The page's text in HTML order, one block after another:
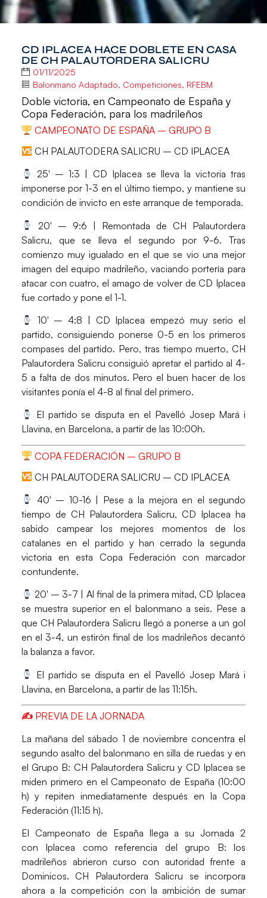
CD IPLACEA HACE DOBLETE EN CASA
DE CH PALAUTORDERA SALICRU
01/11/2025
Balonmano Adaptado, Competiciones, RFEBM
Doble victoria, en Campeonato de España y
Copa Federación, para los madrileños
CAMPEONATO DE ESPAÑA – GRUPO B
CH PALAUTODERA SALICRU – CD IPLACEA
25′ – 1:3 | CD Iplacea se lleva la victoria tras
imponerse por 1-3 en el último tiempo, y mantiene su
condición de invicto en este arranque de temporada.
20′ – 9:6 | Remontada deCH Palautordera
Salicru, que se lleva el segundo por 9-6. Tras
comienzo muy igualado en el que se vio una mejor
imagen del equipo madrileño, vaciando portería para
atacar con cuatro, el amago de volver deCD Iplacea
fue cortado y pone el 1-1.
10′ – 4:8 | CD Iplacea empezó muy serio el
partido, consiguiendo ponerse 0-5 en los primeros
compases del partido. Pero, tras tiempo muerto,CH
Palautordera Salicru consiguió apretar el partido al 4-
5 a falta de dos minutos. Pero el buen hacer de los
visitantes ponía el 4-8 al final del primero.
El partido se disputa en el Pavelló Josep Mará i
Llavina, en Barcelona, a partir de las 10:00h.
COPA FEDERACIÓN – GRUPO B
CH PALAUTODERA SALICRU – CD IPLACEA
40′ – 10-16 | Pese a la mejora en el segundo
tiempo de CH Palautordera Salicru,CD Iplacea ha
sabido campear los mejores momentos de los
catalanes en el partido y han cerrado la segunda
victoria en esta Copa Federación con marcador
contundente.
20′ – 3-7 | Al final de la primera mitad,CD Iplacea
se muestra superior en el balonmano a seis. Pese a
que CH Palautordera Salicru llegó a ponerse a un gol
en el 3-4, un estirón final de los madrileños decantó
la balanza a favor.
El partido se disputa en el Pavelló Josep Mará i
Llavina, en Barcelona, a partir de las 11:15h.
✍ PREVIA DE LA JORNADA
La mañana del sábado 1 de noviembre concentra el
segundo asalto del balonmano en silla de ruedas y en
el Grupo B: CH Palautordera Salicru y CD Iplacea se
miden primero en elCampeonato de España (10:00
h) y repiten inmediatamente después en laCopa
Federación (11:15 h).
El Campeonato de España llega a su Jornada 2
con Iplacea como referencia del grupo B: los
madrileños abrieron curso con autoridad frente a
Dominicos. CH Palautordera Salicru se incorpora
ahora a la competición con la ambición de sumar